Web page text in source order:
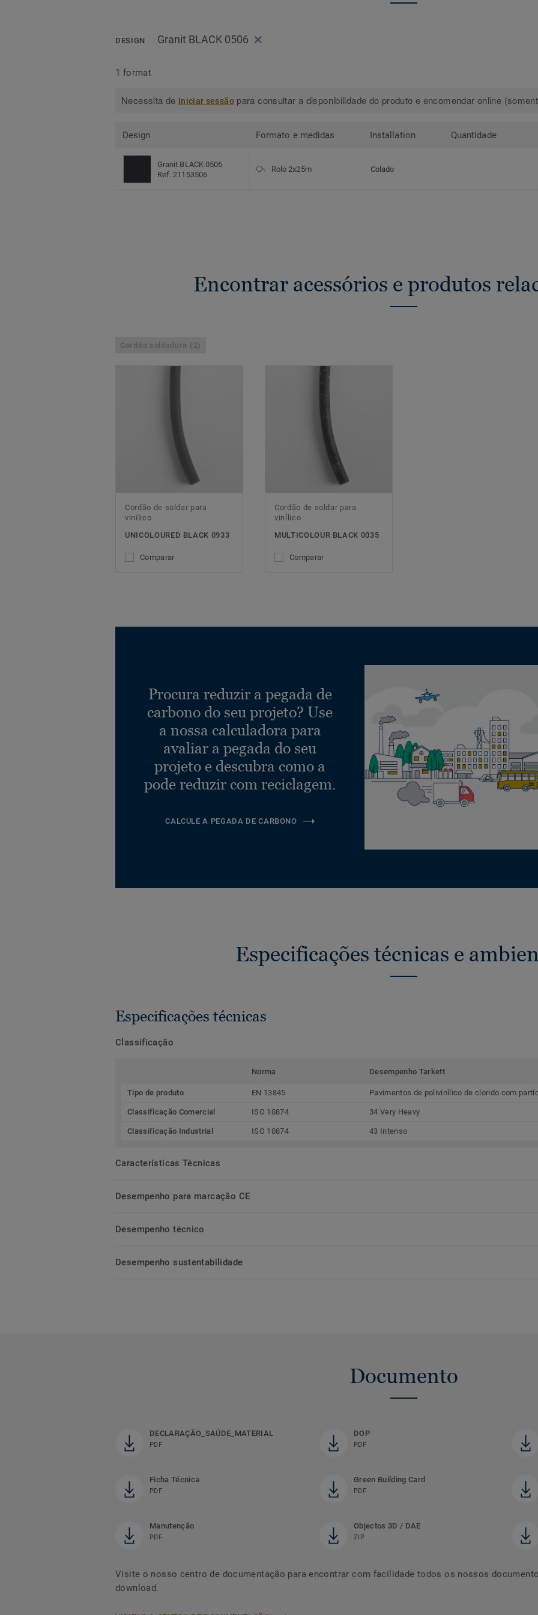
DESIGN Granit BLACK 0506
1 format
Necessita de Iniciar sessãopara consultar a disponibilidade do produto e encomendar online
Design Formato e medidas Installation Quantidade
Granit BLACK 0506
Ref. 21153506
Rolo 2x25m Colado
Encontrar acessórios e produtos
Cordão soldadura (2)
Cordão de soldar para
vinílico
UNICOLOURED BLACK 0933
Comparar
Cordão de soldar para
vinílico
MULTICOLOUR BLACK 0035
Comparar
Procura reduzir a pegada de
carbono do seu projeto? Use
a nossa calculadora para
avaliar a pegada do seu
projeto e descubra como a
pode reduzir com reciclagem.
CALCULE A PEGADA DE CARBONO
Especificações técnicas e
Especificações técnicas
Classificação
Norma Desempenho Tarkett
Tipo de produto EN 13845 Pavimentos de polivinílico de clorido com
Classificação Comercial ISO 10874 34 Very Heavy
Classificação Industrial ISO 10874 43 Intenso
Características Técnicas
Desempenho para marcação CE
Desempenho técnico
Desempenho sustentabilidade
Documento
DECLARAÇÃO_SAÚDE_MATERIAL
PDF
DOP
PDF
Ficha Técnica
PDF
Green Building Card
PDF
Manutenção
PDF
Objectos 3D / DAE
ZIP
Visite o nosso centro de documentação para encontrar com facilidade todos os nossos
download.